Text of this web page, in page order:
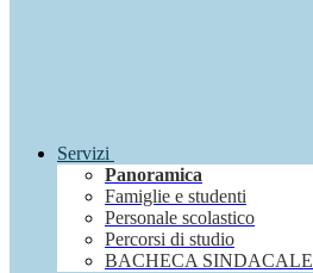
Servizi
Panoramica
Famiglie e studenti
Personale scolastico
Percorsi di studio
BACHECA SINDACALE